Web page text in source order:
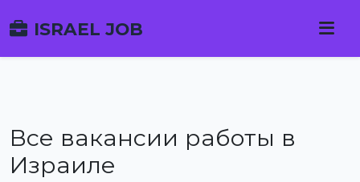
ISRAEL JOB
Все вакансии работы в
Израиле